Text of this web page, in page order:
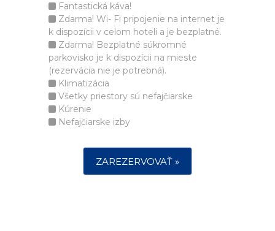
Fantastická káva!
Zdarma! Wi- Fi pripojenie na internet je
k dispozícii v celom hoteli a je bezplatné.
Zdarma! Bezplatné súkromné
parkovisko je k dispozícii na mieste
(rezervácia nie je potrebná).
Klimatizácia
Všetky priestory sú nefajčiarske
Kúrenie
Nefajčiarske izby
ZAREZERVOVAŤ »